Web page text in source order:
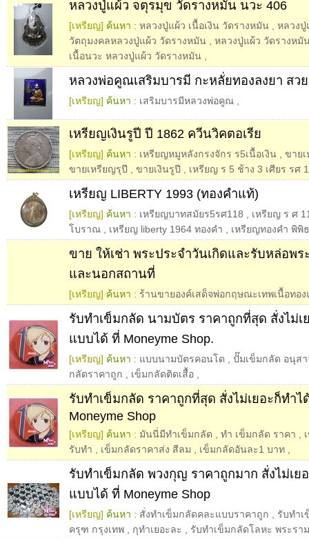
หลวงปู่แผ้ว จตุรมุข วัดรางหมัน นวะ 406
[เหรียญ] ค้นหา : หลวงปู่แผ้ว เนื้อเงิน วัดรางหมัน
หลวง
วัตถุมงคลหลวงปู่แผ้ว วัดรางหมัน
หลวงปู่แผ้ว วัดรางหมั
เนื้อนวะ หลวงปู่แผ้ว วัดรางหมัน
หลวงพ่อคูณเสริมบารมี กะหลั่ยทองลงยา สว
[เหรียญ] ค้นหา : เสริมบารมีหลวงพ่อคูณ
เหรียญเงินรูปี ปี 1862 ควีนวิคตอเรีย
[เหรียญ] ค้นหา : เหรียญหมูหลังกรงจักร ร5เนื้อเงิน
ขาย
ขายเหรียญรุปี
ขายเงินรูปี เหรียญ ร 5 ช้าง 3 เศียร รศ
เหรียญ LIBERTY 1993 (ทองคำแท้)
[เหรียญ] ค้นหา : เหรียญบาทสมัยร5รศ118
เหรียญ ร ศ
โบราณ
เหรียญ liberty 1964 ทองคำ เหรียญทองคำ พิ
ขาย ให้เช่า พระประจำวันเกิดและรับหล่อพ
และนอกสถานที่
[เหรียญ] ค้นหา : ร้านขายองค์เสด็จพ่อกฤษณะเทพเนื้อทอง
รับทำเข็มกลัด นามบัตร ราคาถูกที่สุด สั่งไม่เ
แบบได้ ที่ Moneyme Shop.
[เหรียญ] ค้นหา : แบบนามบัตรคอนโด
ปั๊มเข็มกลัด อนุสา
กลัดราคาถูก
เข็มกลัดติดเสื้อ
รับทำเข็มกลัด ราคาถูกที่สุด สั่งไม่เยอะก็ทำ
Moneyme Shop
[เหรียญ] ค้นหา : มันนี่มีทำเข็มกลัด ทํา เข็มกลัด ราคา
รับทำ
เข็มกลัดราคาส่ง สีลม เข็มกลัดอันละ1 บาท
รับทำเข็มกลัด พวงกุญ ราคาถูกมาก สั่งไม่เย
แบบได้ ที่ Moneyme Shop
[เหรียญ] ค้นหา : สั่งทำเข็มกลัดคละแบบราคาถูก
รับทำ
ครุฑ กรุงเทพ
กุทำเยอะละ รับทำเข็มกลัดโลหะ พระรา